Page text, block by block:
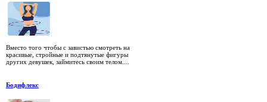
Вместо того чтобы с завистью смотреть на
красивые, стройные и подтянутые фигуры
других девушек, займитесь своим телом....
Бодифлекс